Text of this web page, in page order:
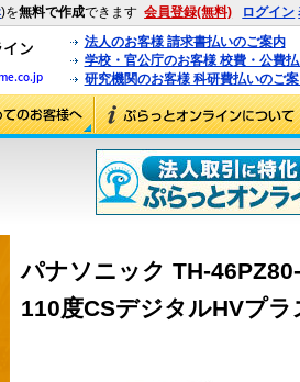
)を無料で作成できます 会員登録(無料) ログイン
法人のお客様 請求書払いのご案内
学校・官公庁のお客様 校費・公費
研究機関のお客様 科研費払いのご
パナソニック TH-
110度CSデジタルHVプ